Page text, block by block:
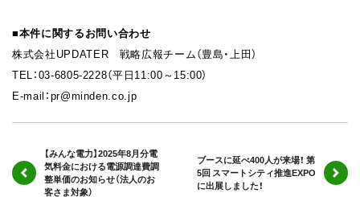
■本件に関するお問い合わせ
株式会社UPDATER 戦略広報チーム（豊島・上田）
TEL：03-6805-2228（平日11:00～15:00）
E-mail：pr@minden.co.jp
【みんな電力】2025年8月分電
気料金における電源調達費調
整単価のお知らせ（法人のお
客さま対象）
ブースに延べ400人が来場！ 第
5回 スマートシティ推進EXPO
に出展しました！